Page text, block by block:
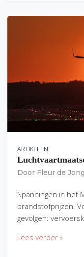
ARTIKELEN
Door Fleur de Jong
Spanningen in het
brandstofprijzen.
gevolgen:
Lees verder »